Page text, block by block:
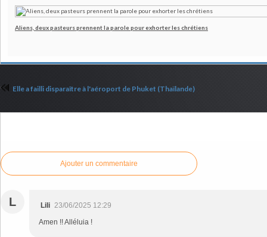
Aliens, deux pasteurs prennent la parole pour exhorter les chrétiens
Elle a failli disparaître à l'aéroport de Phuket (Thaïlande)
Ajouter un commentaire
L Lili 23/06/2025 12:29
Amen !! Alléluia !